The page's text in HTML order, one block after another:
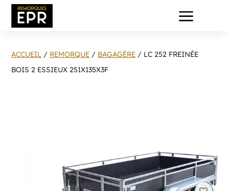
a
ACCUEIL / REMORQUE / BAGAGÈRE / LC 252 FREINÉE
BOIS 2 ESSIEUX 251X135X3F